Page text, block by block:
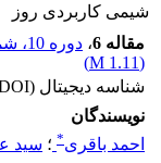
شیمى کاربردى روز
مقاله 6
، دوره 10، شماره 35
(
1.11 M
)
شناسه دیجیتال (DOI):
نویسندگان
احمد باقری* ؛ سید